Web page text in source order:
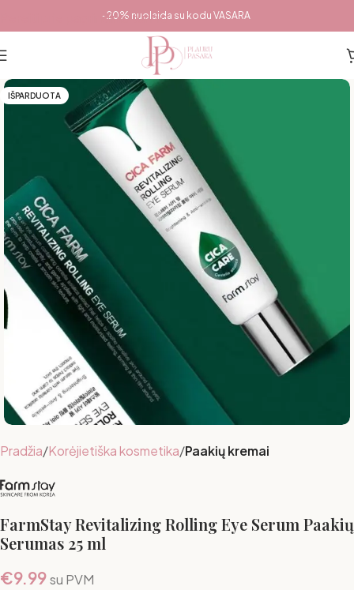
Pereiti prie pagrindinio turinio-20% nuolaida su kodu VASARA
IŠPARDUOTA
Pradžia Korėjietiška kosmetika Paakių kremai
FarmStay Revitalizing Rolling Eye Serum Paakių
Serumas 25 ml
€9.99su PVM